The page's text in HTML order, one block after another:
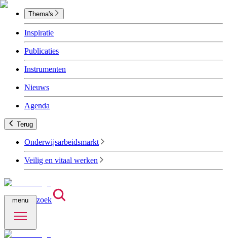
Thema's
Inspiratie
Publicaties
Instrumenten
Nieuws
Agenda
Terug
Onderwijsarbeidsmarkt
Veilig en vitaal werken
menu zoek